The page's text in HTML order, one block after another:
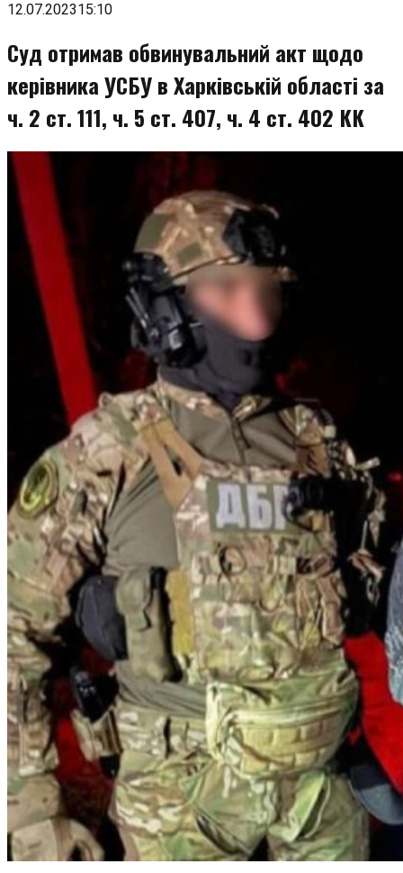
до
12.07.202315:10
Суд отримав обвинувальний акт щодо
керівника УСБУ в Харківській області за
ч. 2 ст. 111, ч. 5 ст. 407, ч. 4 ст. 402 КК